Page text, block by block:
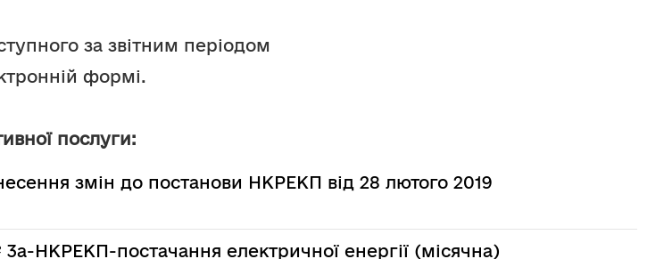
за звітним періодом
формі.
послуги:
змін до постанови НКРЕКП від 28 лютого 2019
НКРЕКП-постачання електричної енергії (місячна)